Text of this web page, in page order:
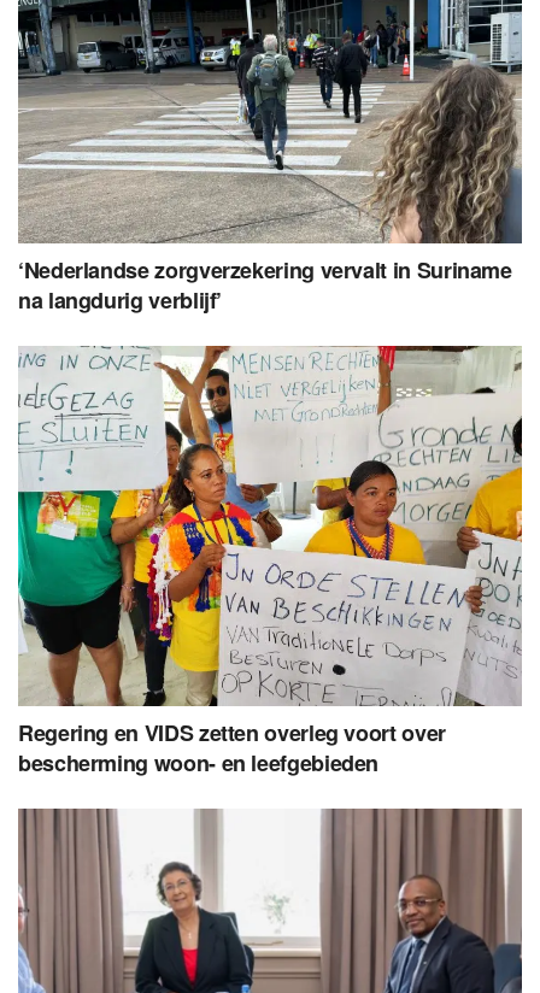
‘Nederlandse zorgverzekering vervalt in Suriname
na langdurig verblijf’
Regering en VIDS zetten overleg voort over
bescherming woon- en leefgebieden